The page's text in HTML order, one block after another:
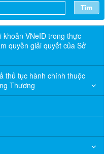
Tìm
khoản VNeID trong thực
quyền giải quyết của Sở
thủ tục hành chính thuộc
Thương